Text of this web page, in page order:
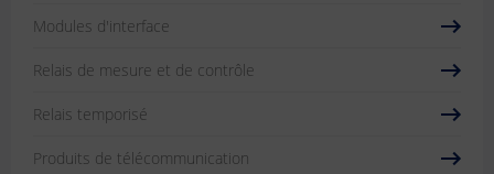
Modules d'interface
Relais de mesure et de contrôle
Relais temporisé
Produits de télécommunication